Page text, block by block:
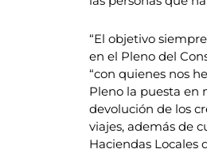
“El objetivo
en el Pleno del
“con quienes nos
Pleno la puesta en
devolución de los
viajes, además de
Haciendas Locales